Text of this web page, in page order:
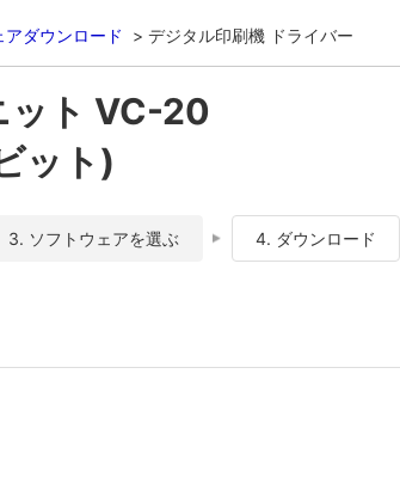
アダウンロード デジタル印刷機 ドライバー
ット VC-20
ット)
3. ソフトウェアを選ぶ 4. ダウンロード